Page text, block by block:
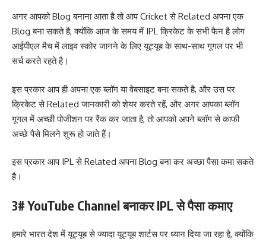
अगर आपको Blog बनाना आता है तो आप Cricket से Related अपना एक
Blog बना सकते है, क्योंकि आज के समय में IPL क्रिकेट के सभी फैन है लोग
आईपीएल मैच में लाइव स्कोर जानने के लिए यूट्यूब के साथ-साथ गूगल पर भी
सर्च करते रहते है।
इस प्रकार आप ही अपना एक ब्लॉग या वेबसाइट बना सकते है, और उस पर
क्रिकेट से Related जानकारी को शेयर करते रहें, और अगर आपका ब्लॉग
गूगल में अच्छी पोजीशन पर रैंक कर जाता है, तो आपको अपने ब्लॉग से काफी
अच्छे पैसे मिलने शुरू हो जाते हैं।
इस प्रकार आप IPL से Related अपना Blog बना कर अच्छा पैसा कमा सकते
है।
3# YouTube Channel बनाकर IPL से पैसा कमाए
हमारे भारत देश में यूट्यूब से ज्यादा यूट्यूब शार्टस पर ध्यान दिया जा रहा है, क्योंकि